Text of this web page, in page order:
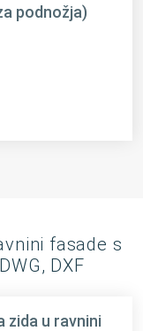
podnožja)
fasade s
DXF
zida u ravnini